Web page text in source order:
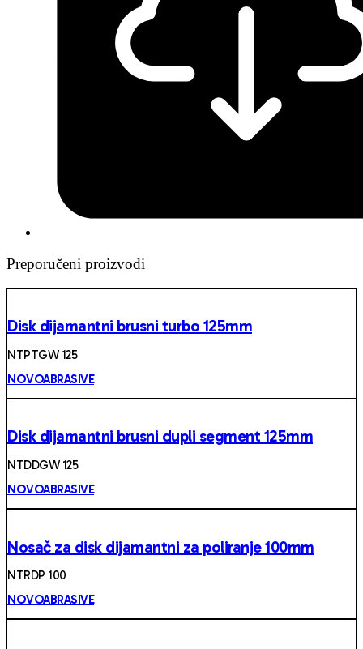
Preporučeni proizvodi
Disk dijamantni brusni turbo 125mm
NTPTGW 125
NOVOABRASIVE
Disk dijamantni brusni dupli segment 125mm
NTDDGW 125
NOVOABRASIVE
Nosač za disk dijamantni za poliranje 100mm
NTRDP 100
NOVOABRASIVE